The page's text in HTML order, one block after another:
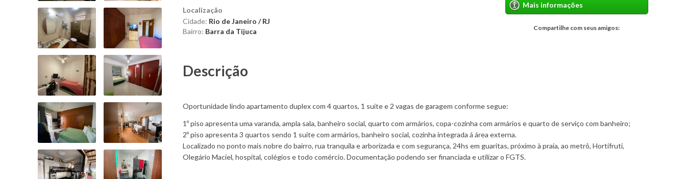
Localização
Cidade: Rio de Janeiro / RJ
Bairro: Barra da Tijuca
Mais informações
Compartilhe com seus amigos:
Descrição
Oportunidade lindo apartamento duplex com 4 quartos, 1 suite e 2 vagas de garagem conforme segue:
1º piso apresenta uma varanda, ampla sala, banheiro social, quarto com armários, copa-cozinha com armários e quarto de serviço com banheiro;
2º piso apresenta 3 quartos sendo 1 suite com armários, banheiro social, cozinha integrada á área externa.
Localizado no ponto mais nobre do bairro, rua tranquila e arborizada e com segurança, 24hs em guaritas, próximo à praia, ao metrô, Hortifruti,
Olegário Maciel, hospital, colégios e todo comércio. Documentação podendo ser financiada e utilizar o FGTS.